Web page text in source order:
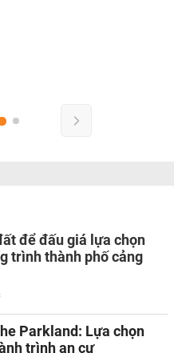
để đấu giá lựa chọn
trình thành phố cảng
Parkland: Lựa chọn
trình an cư